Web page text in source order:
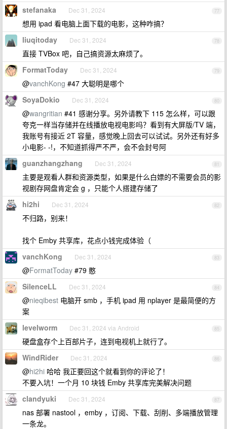
77
stefanaka Dec 31, 2024
想用 ipad 看电脑上面下载的电影，这种咋搞？
78
liuqitoday Dec 31, 2024
直接 TVBox 吧，自己搞资源太麻烦了。
79
FormatToday Dec 31, 2024
@vanchKong #47 大聪明是哪个
80
SoyaDokio Dec 31, 2024
@wangritian #41 感谢分享。另外请教下 115 怎么样，可以跟
夸克一样当存储并在线播放电视电影吗？看到有大屏版/TV 端，
我账号有接近 2T 容量，感觉晚上回去可以试试。另外还有好多
小电影- -!，不知道抓得严不严，会不会封号阿
81
guanzhangzhang Dec 31, 2024
主要是观看人群和资源类型，如果是什么白嫖的不需要会员的影
视剧存网盘肯定会 g ，只能个人搭建存储了
82
hi2hi Dec 31, 2024
不归路，别来！
找个 Emby 共享库，花点小钱完成体验（
83
vanchKong Dec 31, 2024
@FormatToday #79 憨
84
SilenceLL Dec 31, 2024
@nieqibest 电脑开 smb ，手机 ipad 用 nplayer 是最简便的方
案
85
levelworm Dec 31, 2024 via Android
硬盘盒存个上百部片子，连到电视机上就行了。
86
WindRider Dec 31, 2024
@hi2hi 哈哈 我正要回这个就看到你的评论了！
不要入坑！一个月 10 块钱 Emby 共享库完美解决问题
87
clandyuki Dec 31, 2024
nas 部署 nastool ，emby ，订阅、下载、刮削、多端播放管理
一条龙。